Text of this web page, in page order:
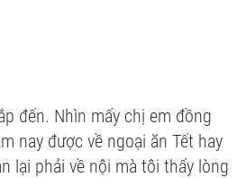
đến. Nhìn mấy chị em đồng
nay được về ngoại ăn Tết hay
lại phải về nội mà tôi thấy lòng